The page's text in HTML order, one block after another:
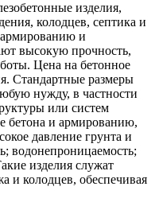
изделия,
колодцев, септика и
армированию и
высокую прочность,
Цена на бетонное
Стандартные размеры
нужду, в частности
или систем
бетона и армированию,
давление грунта и
водонепроницаемость;
изделия служат
и колодцев, обеспечивая